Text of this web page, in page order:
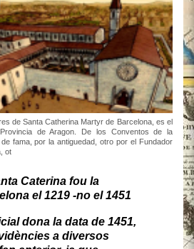
de Santa Catherina Martyr de Barcelona, es el
de Aragon. De los Conventos de la
fama, por la antiguedad, otro por el Fundador
ot
Caterina fou la
el 1219 -no el 1451
dona la data de 1451,
a diversos